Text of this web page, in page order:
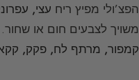
הפצ’ולי מפיץ ריח עצי,
משויך לצבעים חום או
קמפור, מרתף לח, פקק,